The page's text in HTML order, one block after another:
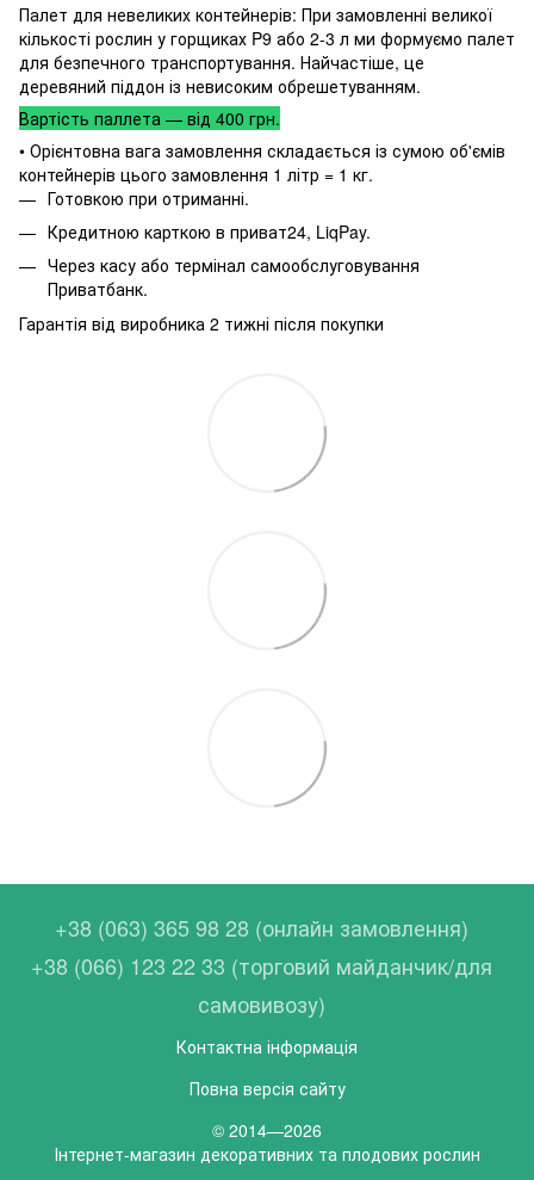
Палет для невеликих контейнерів: При замовленні великої
кількості рослин у горщиках P9 або 2-3 л ми формуємо палет
для безпечного транспортування. Найчастіше, це
деревяний піддон із невисоким обрешетуванням.
Вартість паллета — від 400 грн.
• Орієнтовна вага замовлення складається із сумою об'ємів
контейнерів цього замовлення 1 літр = 1 кг.
Готовкою при отриманні.
Кредитною карткою в приват24, LiqPay.
Через касу або термінал самообслуговування
Приватбанк.
Гарантія від виробника 2 тижні після покупки
+38 (063) 365 98 28 (онлайн замовлення)
+38 (066) 123 22 33 (торговий майданчик/для
самовивозу)
Контактна інформація
Повна версія сайту
© 2014—2026
Інтернет-магазин декоративних та плодових рослин